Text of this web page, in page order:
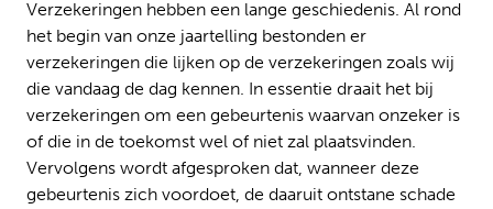
Verzekeringen hebben een lange geschiedenis. Al rond
het begin van onze jaartelling bestonden er
verzekeringen die lijken op de verzekeringen zoals wij
die vandaag de dag kennen. In essentie draait het bij
verzekeringen om een gebeurtenis waarvan onzeker is
of die in de toekomst wel of niet zal plaatsvinden.
Vervolgens wordt afgesproken dat, wanneer deze
gebeurtenis zich voordoet, de daaruit ontstane schade